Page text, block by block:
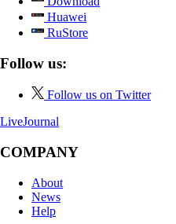
Huawei
RuStore
Follow us:
Follow us on Twitter
LiveJournal
COMPANY
About
News
Help